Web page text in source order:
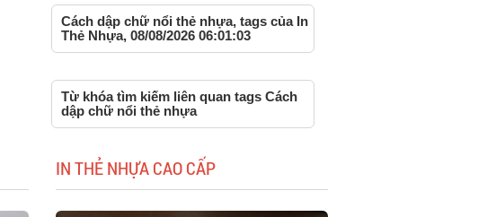
Cách dập chữ nổi thẻ nhựa, tags của In
Thẻ Nhựa, 08/08/2026 06:01:03
Từ khóa tìm kiếm liên quan tags Cách
dập chữ nổi thẻ nhựa
IN THẺ NHỰA CAO CẤP